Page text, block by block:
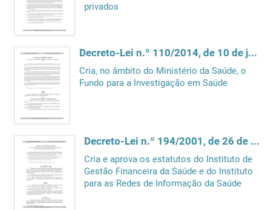
privados
Decreto-Lei n.º 110/2014, de 10 de julho
Cria, no âmbito do Ministério da Saúde, o
Fundo para a Investigação em Saúde
Decreto-Lei n.º 194/2001, de 26 de Junho
Cria e aprova os estatutos do Instituto de
Gestão Financeira da Saúde e do Instituto
para as Redes de Informação da Saúde